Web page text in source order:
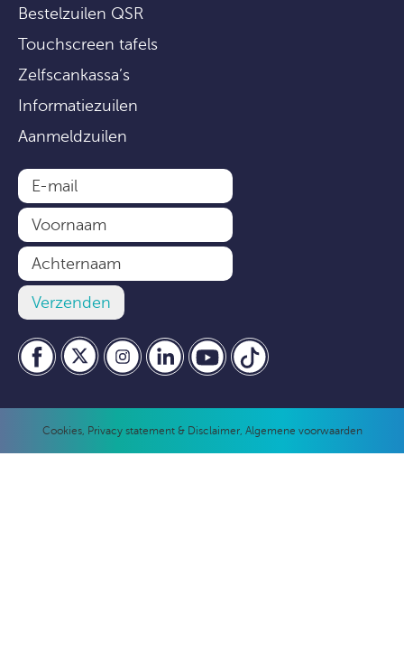
Bestelzuilen QSR
Touchscreen tafels
Zelfscankassa’s
Informatiezuilen
Aanmeldzuilen
Cookies, Privacy statement & Disclaimer, Algemene voorwaarden